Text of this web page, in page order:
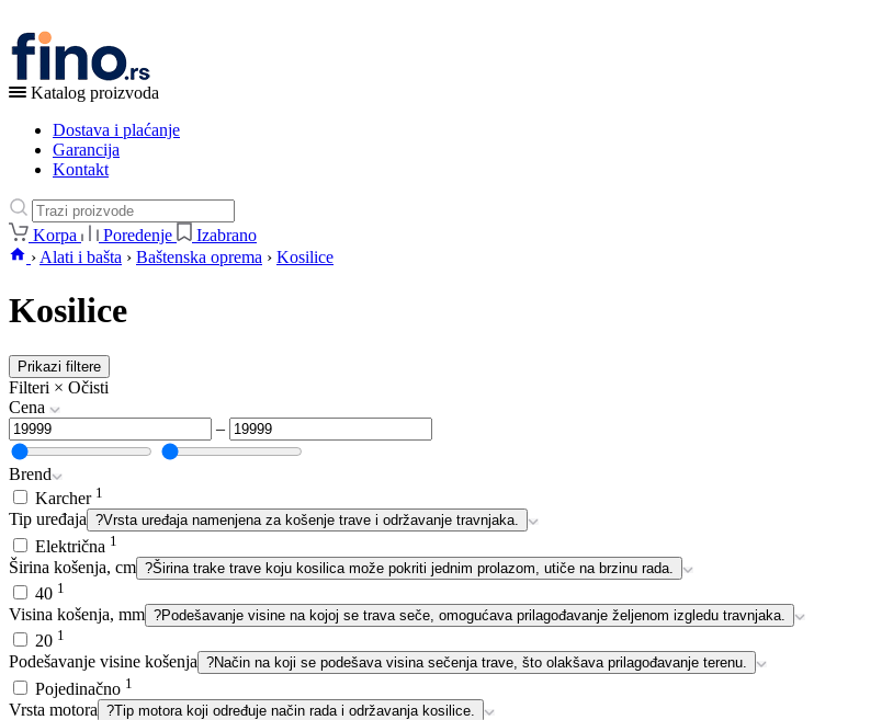
Katalog proizvoda
Dostava i plaćanje
Garancija
Kontakt
Korpa Poredenje
Izabrano
› Alati i bašta › Baštenska oprema › Kosilice
Kosilice
Prikazi filtere
Filteri × Očisti
Cena
–
Brend
Karcher 1
Tip uređaja ?Vrsta uređaja namenjena za košenje trave i održavanje travnjaka.
Električna 1
Širina košenja, cm ?Širina trake trave koju kosilica može pokriti jednim prolazom, utiče na brzinu rada.
40 1
Visina košenja, mm ?Podešavanje visine na kojoj se trava seče, omogućava prilagođavanje željenom izgledu travnjaka.
20 1
Podešavanje visine košenja ?Način na koji se podešava visina sečenja trave, što olakšava prilagođavanje terenu.
Pojedinačno 1
Vrsta motora ?Tip motora koji određuje način rada i održavanja kosilice.